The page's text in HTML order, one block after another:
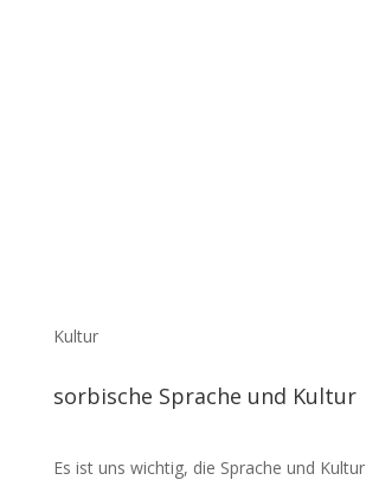
Kultur
sorbische Sprache und Kultur
Es ist uns wichtig, die Sprache und